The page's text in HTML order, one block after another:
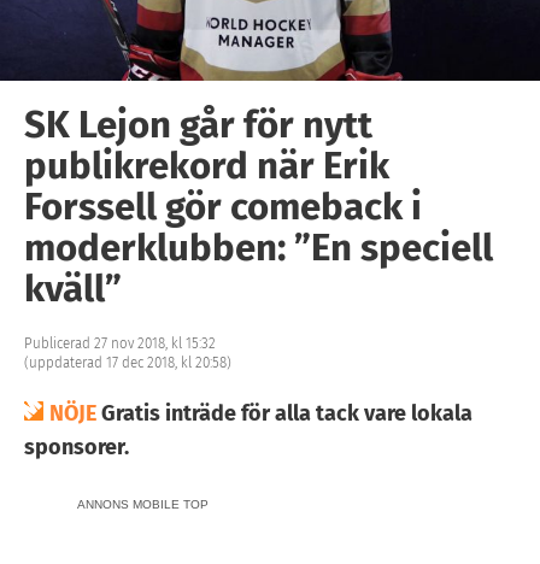
SK Lejon går för nytt
publikrekord när Erik
Forssell gör comeback i
moderklubben: ”En speciell
kväll”
Publicerad 27 nov 2018, kl 15:32
(uppdaterad 17 dec 2018, kl 20:58)
NÖJEGratis inträde för alla tack vare lokala
sponsorer.
ANNONS MOBILE TOP